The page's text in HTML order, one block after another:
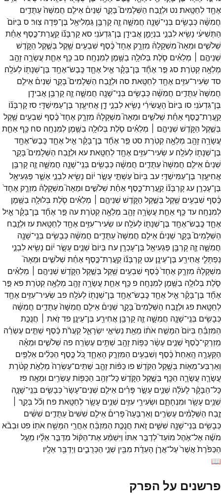
אֶחָ֖דלְחַטָּֽאת׃ נט וּלְזֶ֣בַח הַשְּׁלָמִים֮ בָּקָ֣ר שְׁנַיִם֒ אֵילִ֤ם חֲמִשָּׁה֙עַתֻּדִ֣ים
חֲמִשָּׁ֔ה כְּבָשִׂ֥ים בְּנֵי־שָׁנָ֖ה חֲמִשָּׁ֑ה זֶ֛ה קָרְבַּ֥ן גַּמְלִיאֵ֖ל בֶּן־פְּדָה צֽוּר׃ ס בַּיּוֹם֙
הַתְּשִׁיעִ֔י נָשִׂ֖יאלִבְנֵ֣י בִנְיָמִ֑ן אֲבִידָ֖ן בֶּן־גִּדְעֹנִֽי׃ סאקָרְבָּנ֞וֹ קַֽעֲרַת־כֶּ֣סֶף אַחַ֗ת
שְׁלֹשִׁ֣ים וּמֵאָה֮ מִשְׁקָלָהּ֒ מִזְרָ֤ק אֶחָד֙כֶּ֔סֶף שִׁבְעִ֥ים שֶׁ֖קֶל בְּשֶׁ֣קֶל הַקֹּ֑דֶשׁ
שְׁנֵיהֶ֣ם ׀
מְלֵאִ֗ים סֹ֛לֶת בְּלוּלָ֥ה בַשֶּׁ֖מֶן לְמִנְחָֽה׃ סבכַּ֥ף אַחַ֛תעֲשָׂרָ֥ה זָהָ֖ב
מְלֵאָ֥ה קְטֹֽרֶת׃ סג פַּ֣ראֶחָ֞ד בֶּן־בָּקָ֗ראַ֧יִלאֶחָ֛דכֶּֽבֶשׂ־אֶחָ֥ד בֶּן־שְׁנָת֖וֹ לְעֹלָֽה׃
סד שְׂעִיר־עִזִּ֥ים אֶחָ֖דלְחַטָּֽאת׃ סה וּלְזֶ֣בַח הַשְּׁלָמִים֮ בָּקָ֣ר שְׁנַיִם֒ אֵילִ֤ם
חֲמִשָּׁה֙עַתֻּדִ֣ים חֲמִשָּׁ֔ה כְּבָשִׂ֥ים בְּנֵי־שָׁנָ֖ה חֲמִשָּׁ֑ה זֶ֛ה קָרְבַּ֥ן אֲבִידָ֖ן
בֶּן־גִּדְעֹנִֽי׃ סו בַּיּוֹם֙ הָעֲשִׂירִ֔י נָשִׂ֖יאלִבְנֵ֣י דָ֑ן אֲחִיעֶ֖זֶר בֶּן־עַמִּישַׁדָּֽי׃ סזקָרְבָּנ֞וֹ
קַֽעֲרַת־כֶּ֣סֶף אַחַ֗ת שְׁלֹשִׁ֣ים וּמֵאָה֮ מִשְׁקָלָהּ֒ מִזְרָ֤ק אֶחָד֙כֶּ֔סֶף שִׁבְעִ֥ים שֶׁ֖קֶל
בְּשֶׁ֣קֶל הַקֹּ֑דֶשׁ שְׁנֵיהֶ֣ם ׀ מְלֵאִ֗ים סֹ֛לֶת בְּלוּלָ֥ה בַשֶּׁ֖מֶן לְמִנְחָֽה׃ סח כַּ֥ף אַחַ֛ת
עֲשָׂרָ֥ה זָהָ֖ב מְלֵאָ֥ה קְטֹֽרֶת סט פַּ֣ראֶחָ֞ד בֶּן־בָּקָ֗ראַ֧יִלאֶחָ֛דכֶּֽבֶשׂ־אֶחָ֥ד
בֶּן־שְׁנָת֖וֹ לְעֹלָֽה׃ ע שְׂעִיר־עִזִּ֥ים אֶחָ֖דלְחַטָּֽאת׃עא וּלְזֶ֣בַח הַשְּׁלָמִים֮ בָּקָ֣ר
שְׁנַיִם֒ אֵילִ֤ם חֲמִשָּׁה֙עַתֻּדִ֣ים חֲמִשָּׁ֔ה כְּבָשִׂ֥ים בְּנֵֽי־שָׁנָ֖ה חֲמִשָּׁ֑ה זֶ֛ה קָרְבַּ֥ן
אֲחִיעֶ֖זֶר בֶּן־עַמִּישַׁדָּֽי׃ עב בְּיוֹם֙עַשְׁתֵּ֣י עָשָׂ֣ר י֔וֹם נָשִׂ֖יאלִבְנֵ֣י אָשֵׁ֑ר פַּגְעִיאֵ֖ל
בֶּן־עָכְרָֽן׃ עגקָרְבָּנ֞וֹ קַֽעֲרַת־כֶּ֣סֶף אַחַ֗ת שְׁלֹשִׁ֣ים וּמֵאָה֮ מִשְׁקָלָהּ֒ מִזְרָ֤ק אֶחָד֙
כֶּ֔סֶף שִׁבְעִ֥ים שֶׁ֖קֶל בְּשֶׁ֣קֶל הַקֹּ֑דֶשׁ שְׁנֵיהֶ֣ם ׀ מְלֵאִ֗ים סֹ֛לֶת בְּלוּלָ֥ה בַשֶּׁ֖מֶן
לְמִנְחָֽה׃ עדכַּ֥ף אַחַ֛תעֲשָׂרָ֥ה זָהָ֖ב מְלֵאָ֥ה קְטֹֽרֶת׃עה פַּ֣ראֶחָ֞ד בֶּן־בָּקָ֗ראַ֧יִל
אֶחָ֛דכֶּֽבֶשׂ־אֶחָ֥ד בֶּן־שְׁנָת֖וֹ לְעֹלָֽה׃ עו שְׂעִיר־עִזִּ֥ים אֶחָ֖דלְחַטָּֽאת׃עז וּלְזֶ֣בַח
הַשְּׁלָמִים֮ בָּקָ֣ר שְׁנַיִם֒ אֵילִ֤ם חֲמִשָּׁה֙עַתֻּדִ֣ים חֲמִשָּׁ֔ה כְּבָשִׂ֥ים בְּנֵֽי־שָׁנָ֖ה
חֲמִשָּׁ֑ה זֶ֛ה קָרְבַּ֥ן פַּגְעִיאֵ֖ל בֶּן־עָכְרָֽן׃ עח בְּיוֹם֙ שְׁנֵ֣ים עָשָׂ֣ר י֔וֹם נָשִׂ֖יאלִבְנֵ֣י
נַפְתָּלִ֑י אֲחִירַ֖ע בֶּן־עֵינָֽן׃ עט קָרְבָּנ֞וֹ קַֽעֲרַת־כֶּ֣סֶף אַחַ֗ת שְׁלֹשִׁ֣ים וּמֵאָה֮
מִשְׁקָלָהּ֒ מִזְרָ֤ק אֶחָד֙כֶּ֔סֶף שִׁבְעִ֥ים שֶׁ֖קֶל בְּשֶׁ֣קֶל הַקֹּ֑דֶשׁ שְׁנֵיהֶ֣ם ׀
מְלֵאִ֗ים
סֹ֛לֶת בְּלוּלָ֥ה בַשֶּׁ֖מֶן לְמִנְחָֽה׃ פ כַּ֥ף אַחַ֛תעֲשָׂרָ֥ה זָהָ֖ב מְלֵאָ֥ה קְטֹֽרֶת׃ פא פַּ֣ר
אֶחָ֞ד בֶּן־בָּקָ֗ראַ֧יִלאֶחָ֛דכֶּֽבֶשׂ־אֶחָ֥ד בֶּן־שְׁנָת֖וֹ לְעֹלָֽה׃ פב שְׂעִיר־עִזִּ֥ים אֶחָ֖ד
לְחַטָּֽאת׃ פג וּלְזֶ֣בַח הַשְּׁלָמִים֮ בָּקָ֣ר שְׁנַיִם֒ אֵילִ֤ם חֲמִשָּׁה֙עַתֻּדִ֣ים חֲמִשָּׁ֔ה
כְּבָשִׂ֥ים בְּנֵֽי־שָׁנָ֖ה חֲמִשָּׁ֑ה זֶ֛ה קָרְבַּ֥ן אֲחִירַ֖ע בֶּן־עֵינָֽן׃ פדזֹ֣את ׀
חֲנֻכַּ֣ת
הַמִּזְבֵּ֗חַ בְּיוֹם֙ הִמָּשַׁ֣ח אֹת֔וֹ מֵאֵ֖ת נְשִׂיאֵ֣י יִשְׂרָאֵ֑לקַעֲרֹ֨תכֶּ֜סֶף שְׁתֵּ֣ים עֶשְׂרֵ֗ה
מִֽזְרְקֵי־כֶ֙סֶף֙ שְׁנֵ֣ים עָשָׂ֔רכַּפּ֥וֹתזָהָ֖ב שְׁתֵּ֥ים עֶשְׂרֵֽה׃ פה שְׁלֹשִׁ֣ים וּמֵאָ֗ה
הַקְּעָרָ֤ה הָֽאַחַת֙כֶּ֔סֶף וְשִׁבְעִ֖ים הַמִּזְרָ֣ק הָאֶחָ֑דכֹּ֚לכֶּ֣סֶף הַכֵּלִ֔ים אַלְפַּ֥יִם
וְאַרְבַּע־מֵא֖וֹת בְּשֶׁ֥קֶל הַקֹּֽדֶשׁ׃ פו כַּפּ֨וֹתזָהָ֤ב שְׁתֵּים־עֶשְׂרֵה֙ מְלֵאֹ֣תקְטֹ֔רֶת
עֲשָׂרָ֧ה עֲשָׂרָ֛ה הַכַּ֖ף בְּשֶׁ֣קֶל הַקֹּ֑דֶשׁכָּל־זְהַ֥ב הַכַּפּ֖וֹתעֶשְׂרִ֥ים וּמֵאָֽה׃ פז
כָּל־הַבָּקָ֨רלָעֹלָ֜ה שְׁנֵ֧ים עָשָׂ֣ר פָּרִ֗ים אֵילִ֤ם שְׁנֵים־עָשָׂר֙כְּבָשִׂ֧ים בְּנֵֽי־שָׁנָ֛ה
שְׁנֵ֥ים עָשָׂ֖ר וּמִנְחָתָ֑ם וּשְׂעִירֵ֥י עִזִּ֛ים שְׁנֵ֥ים עָשָׂ֖רלְחַטָּֽאת׃ פח וְכֹ֞ל בְּקַ֣ר ׀
זֶ֣בַח הַשְּׁלָמִ֗ים עֶשְׂרִ֣ים וְאַרְבָּעָה֮ פָּרִים֒ אֵילִ֤ם שִׁשִּׁים֙עַתֻּדִ֣ים שִׁשִּׁ֔ים
כְּבָשִׂ֥ים בְּנֵי־שָׁנָ֖ה שִׁשִּׁ֑ים זֹ֚את חֲנֻכַּ֣ת הַמִּזְבֵּ֔חַ אַחֲרֵ֖י הִמָּשַׁ֥ח אֹתֽוֹ׃ פט וּבְבֹ֨א
מֹשֶׁ֜ה אֶל־אֹ֣הֶל מוֹעֵד֮לְדַבֵּ֣ראִתּוֹ֒ וַיִּשְׁמַ֨עאֶת־הַקּ֜וֹל מִדַּבֵּ֣ראֵלָ֗יו מֵעַ֤ל
הַכַּפֹּ֙רֶת֙אֲשֶׁר֙עַל־אֲרֹ֣ן הָעֵדֻ֔ת מִבֵּ֖ין שְׁנֵ֣י הַכְּרֻבִ֑ים וַיְדַבֵּ֖ראֵלָֽיו׃
📖
פרשנים על הפרק